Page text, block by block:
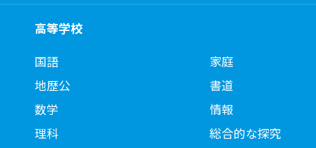
高等学校
国語
地歴公
数学
理科
家庭
書道
情報
総合的な探究